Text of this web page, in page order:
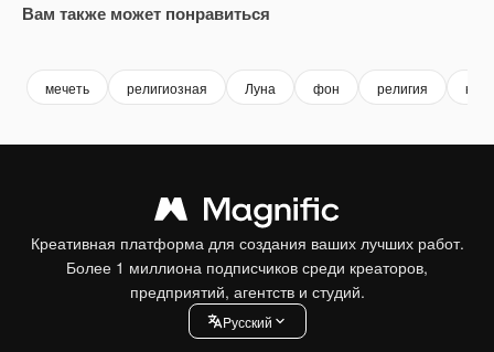
Вам также может понравиться
мечеть религиозная Луна фон религия
Креативная платформа для создания ваших лучших работ.
Более 1 миллиона подписчиков среди креаторов,
предприятий, агентств и студий.
Pусский